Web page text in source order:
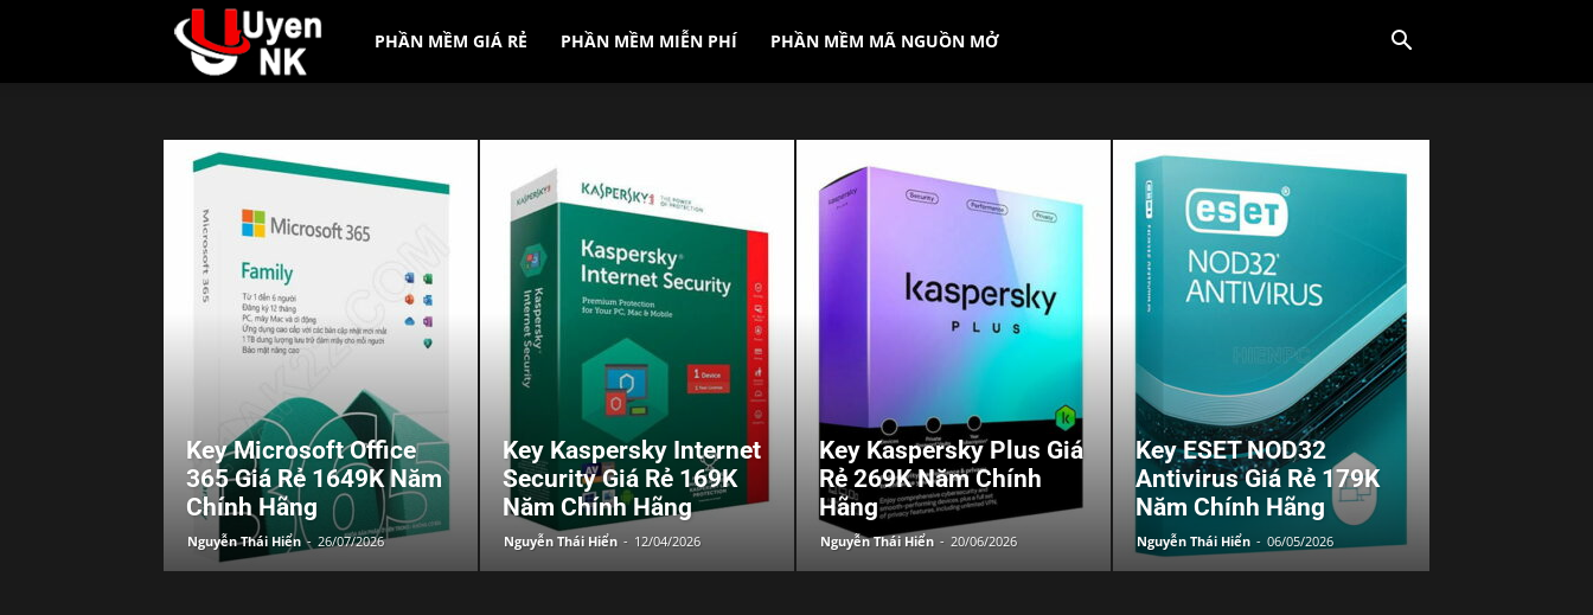
UyenNK.Com
PHẦN MỀM GIÁ RẺ PHẦN MỀM MIỄN PHÍ PHẦN MỀM MÃ NGUỒN MỞ
Key Microsoft Office
365 Giá Rẻ 1649K Năm
Chính Hãng
Nguyễn Thái Hiển - 26/07/2026
Key Kaspersky Internet
Security Giá Rẻ 169K
Năm Chính Hãng
Nguyễn Thái Hiển - 12/04/2026
Key Kaspersky Plus Giá
Rẻ 269K Năm Chính
Hãng
Nguyễn Thái Hiển - 20/06/2026
Key ESET NOD32
Antivirus Giá Rẻ 179K
Năm Chính Hãng
Nguyễn Thái Hiển - 06/05/2026